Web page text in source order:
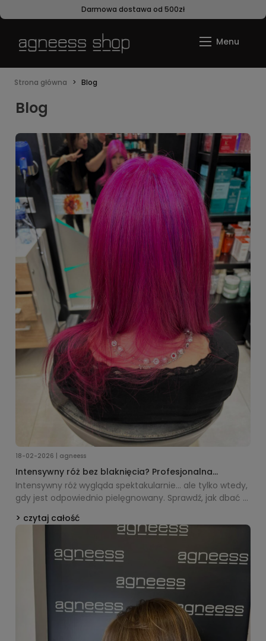
Darmowa dostawa od 500zł
Strona główna Blog
Blog
18-02-2026 | agneess
Intensywny róż bez blaknięcia? Profesjonalna
pielęgnacja włosów farbowanych w domu
Intensywny róż wygląda spektakularnie… ale tylko wtedy,
gdy jest odpowiednio pielęgnowany. Sprawdź, jak dbać o
nie matowiał i zachował salonowy połysk na dłużej.
Pokazujemy konkretną rutynę z gamy Kérastase
Chroma Absolu - krok po kroku, bez przypadkowych
produktów i bez zgadywania.
czytaj całość